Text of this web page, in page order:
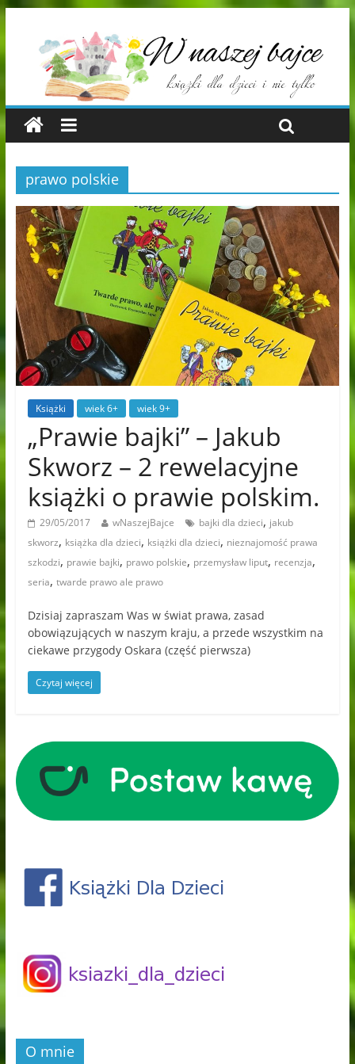
prawo polskie
Książki wiek 6+ wiek 9+
„Prawie bajki” – Jakub
Skworz – 2 rewelacyjne
książki o prawie polskim.
29/05/2017 wNaszejBajce bajki dla dzieci, jakub
skworz, książka dla dzieci, książki dla dzieci, nieznajomość prawa
szkodzi, prawie bajki, prawo polskie, przemysław liput, recenzja,
seria, twarde prawo ale prawo
Dzisiaj zapraszam Was w świat prawa, zasad
obowiązujących w naszym kraju, a przede wszystkim na
ciekawe przygody Oskara (część pierwsza)
Czytaj więcej
O mnie